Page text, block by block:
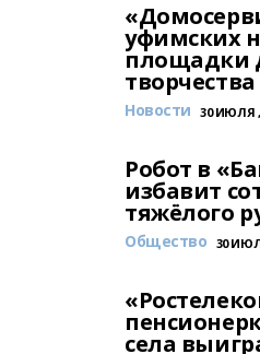
уфимских
площадки
творчества
Новости 30 ИЮЛЯ ,
Робот в
избавит
тяжёлого
Общество 30
села